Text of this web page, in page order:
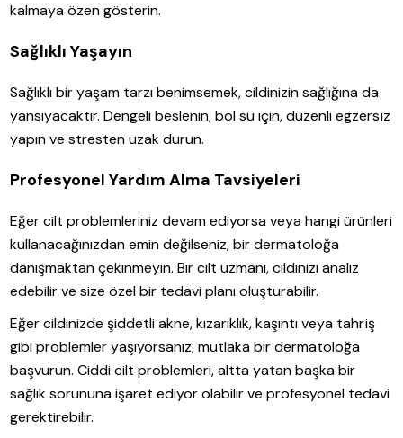
kalmaya özen gösterin.
Sağlıklı Yaşayın
Sağlıklı bir yaşam tarzı benimsemek, cildinizin sağlığına da
yansıyacaktır. Dengeli beslenin, bol su için, düzenli egzersiz
yapın ve stresten uzak durun.
Profesyonel Yardım Alma Tavsiyeleri
Eğer cilt problemleriniz devam ediyorsa veya hangi ürünleri
kullanacağınızdan emin değilseniz, bir dermatoloğa
danışmaktan çekinmeyin. Bir cilt uzmanı, cildinizi analiz
edebilir ve size özel bir tedavi planı oluşturabilir.
Eğer cildinizde şiddetli akne, kızarıklık, kaşıntı veya tahriş
gibi problemler yaşıyorsanız, mutlaka bir dermatoloğa
başvurun. Ciddi cilt problemleri, altta yatan başka bir
sağlık sorununa işaret ediyor olabilir ve profesyonel tedavi
gerektirebilir.